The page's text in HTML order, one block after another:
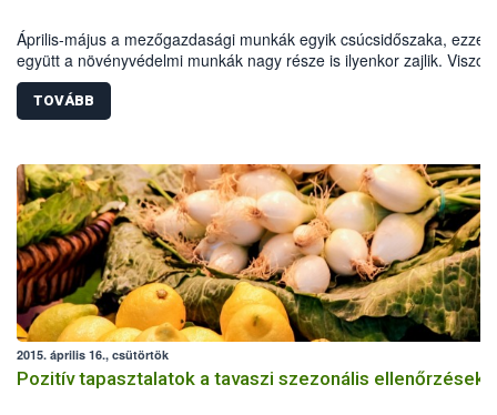
Április-május a mezőgazdasági munkák egyik csúcsidőszaka, ezzel
együtt a növényvédelmi munkák nagy része is ilyenkor zajlik. Viszont
ebben az időszakban virágzik termesztett növényeink jelentős
TOVÁBB
2015. április 16., csütörtök
Pozitív tapasztalatok a tavaszi szezonális